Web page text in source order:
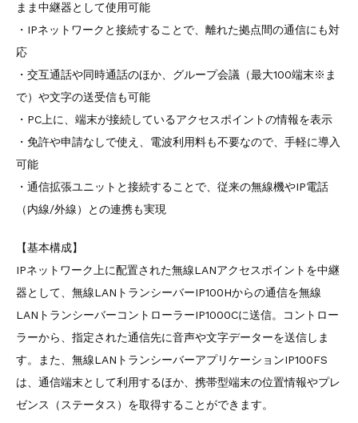
まま中継器として使用可能
・IPネットワークと接続することで、離れた拠点間の通信にも対
応
・交互通話や同時通話のほか、グループ会議（最大100端末※ま
で）や文字の送受信も可能
・PC上に、端末が接続しているアクセスポイントの情報を表示
・免許や申請なしで使え、電波利用料も不要なので、手軽に導入
可能
・通信拡張ユニットと接続することで、従来の無線機やIP電話
（内線/外線）との連携も実現
【基本構成】
IPネットワーク上に配置された無線LANアクセスポイントを中継
器として、無線LANトランシーバーIP100Hからの通信を無線
LANトランシーバーコントローラーIP1000Cに送信。コントロー
ラーから、指定された通信先に音声や文字データーを送信しま
す。また、無線LANトランシーバーアプリケーションIP100FS
は、通信端末として利用するほか、携帯型端末の位置情報やプレ
ゼンス（ステータス）を取得することができます。